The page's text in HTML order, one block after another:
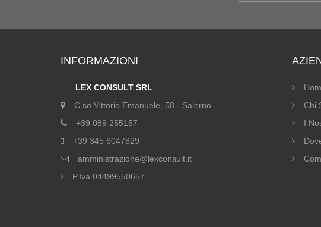
INFORMAZIONI
LEX CONSULT SRL
C.so Vittorio Emanuele, 58 - Salerno
+39 089 255157
+39 345 6047829
amministrazione@lexconsult.it
P.Iva 04499550657
Chi
I